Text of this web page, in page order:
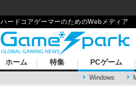
ハードコアゲーマーのためのWebメディア
ホーム 特集 PCゲーム
Windows